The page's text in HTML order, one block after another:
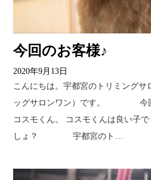
今回のお客様♪
2020年9月13日
こんにちは。宇都宮のトリミングサ
ッグサロンワン）です。 今回
コスモくん。 コスモくんは良い子
しょ？ 宇都宮のト…